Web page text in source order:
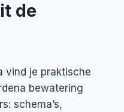
de
vind je praktische
bewatering
schema’s,